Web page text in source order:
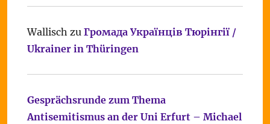
Wallisch zu Громада Українців Тюрінгії /
Ukrainer in Thüringen
Gesprächsrunde zum Thema
Antisemitismus an der Uni Erfurt – Michael